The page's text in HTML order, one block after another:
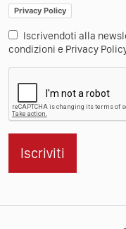
Privacy Policy
Iscrivendoti alla
condizioni e Privacy
Iscriviti